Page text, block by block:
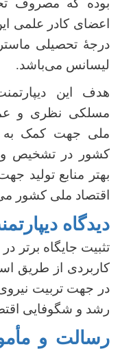
لیسانس می‌باشد.
هدف این
مسلکی نظری و
ملی جهت کمک
کشور در تشخیص و
بهتر منابع تولید
اقتصاد ملی کشور
دیدگاه
تثبیت جایگاه برتر
کاربردی از طریق
در جهت تربیت
رشد و شگوفایی اقتصاد تا
رسالت و